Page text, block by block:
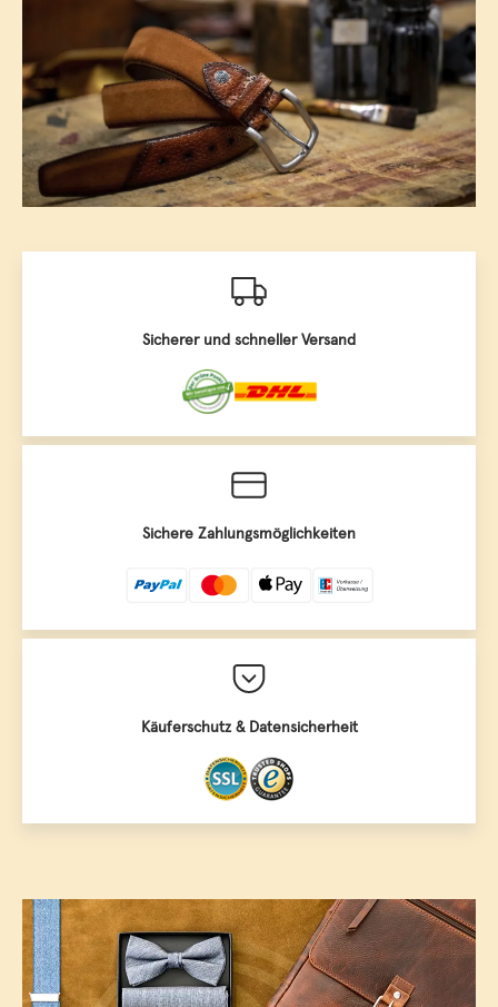
Sicherer und schneller Versand
Sichere Zahlungsmöglichkeiten
Käuferschutz & Datensicherheit